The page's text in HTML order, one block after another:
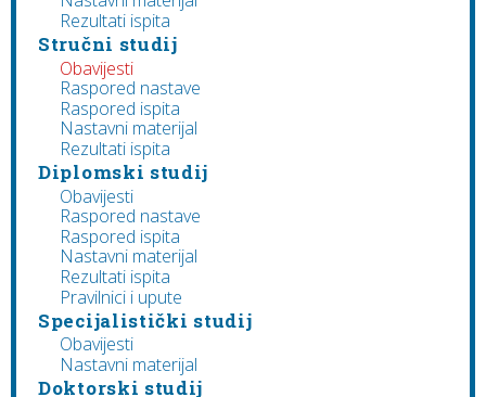
Rezultati ispita
Stručni studij
Obavijesti
Raspored nastave
Raspored ispita
Nastavni materijal
Rezultati ispita
Diplomski studij
Obavijesti
Raspored nastave
Raspored ispita
Nastavni materijal
Rezultati ispita
Pravilnici i upute
Specijalistički studij
Obavijesti
Nastavni materijal
Doktorski studij